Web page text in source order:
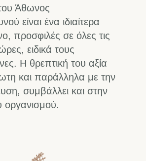
Άθωνος
είναι ένα ιδιαίτερα
προσφιλές σε όλες τις
ειδικά τους
Η θρεπτική του αξία
και παράλληλα με την
συμβάλλει και στην
οργανισμού.